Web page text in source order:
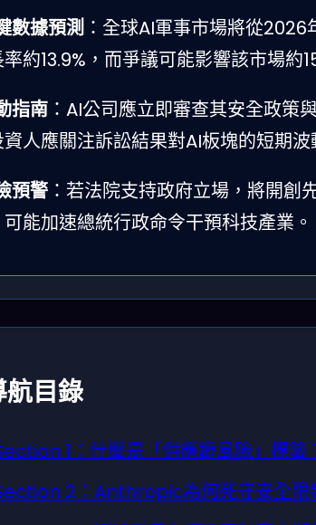
數據預測：全球AI軍事市場將從2026
約13.9%，而爭議可能影響該市場約
指南：AI公司應立即審查其安全政策
人應關注訴訟結果對AI板塊的短期波
預警：若法院支持政府立場，將開
能加速總統行政命令干預科技產業。
航目錄
1：什麼是「供應鏈風險」標籤
2：Anthropic為何死守安全